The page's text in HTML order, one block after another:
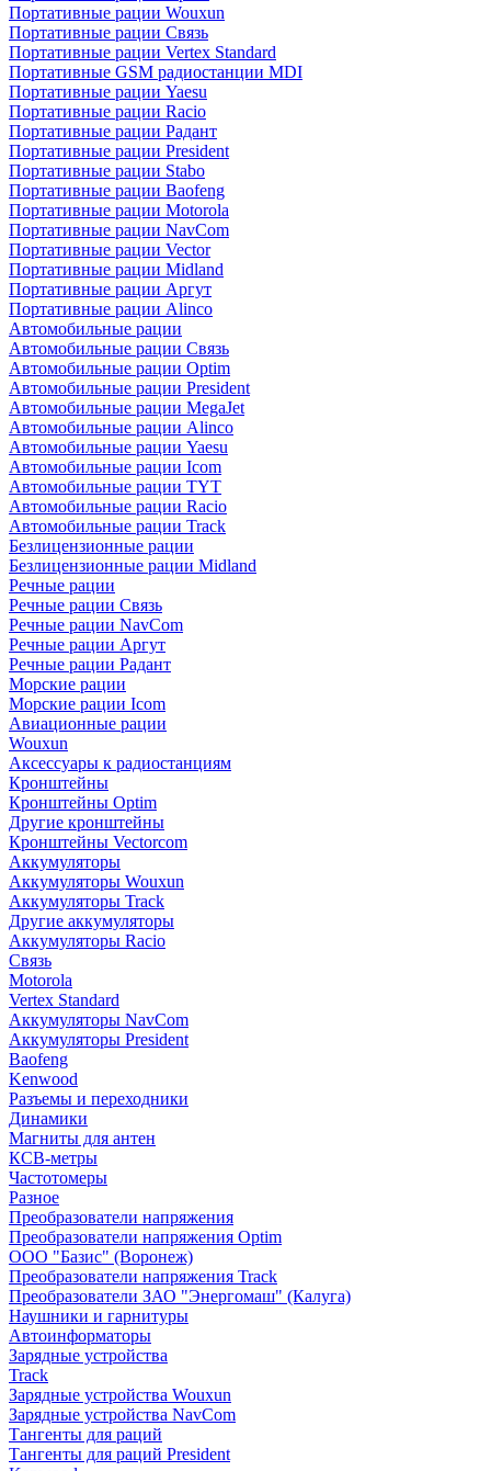
Портативные рации Wouxun
Портативные рации Связь
Портативные рации Vertex Standard
Портативные GSM радиостанции MDI
Портативные рации Yaesu
Портативные рации Racio
Портативные рации Радант
Портативные рации President
Портативные рации Stabo
Портативные рации Baofeng
Портативные рации Motorola
Портативные рации NavCom
Портативные рации Vector
Портативные рации Midland
Портативные рации Аргут
Портативные рации Alinco
Автомобильные рации
Автомобильные рации Связь
Автомобильные рации Optim
Автомобильные рации President
Автомобильные рации MegaJet
Автомобильные рации Alinco
Автомобильные рации Yaesu
Автомобильные рации Icom
Автомобильные рации TYT
Автомобильные рации Racio
Автомобильные рации Track
Безлицензионные рации
Безлицензионные рации Midland
Речные рации
Речные рации Связь
Речные рации NavCom
Речные рации Аргут
Речные рации Радант
Морские рации
Морские рации Icom
Авиационные рации
Wouxun
Аксессуары к радиостанциям
Кронштейны
Кронштейны Optim
Другие кронштейны
Кронштейны Vectorcom
Аккумуляторы
Аккумуляторы Wouxun
Аккумуляторы Track
Другие аккумуляторы
Аккумуляторы Racio
Связь
Motorola
Vertex Standard
Аккумуляторы NavCom
Аккумуляторы President
Baofeng
Kenwood
Разъемы и переходники
Динамики
Магниты для антен
КСВ-метры
Частотомеры
Разное
Преобразователи напряжения
Преобразователи напряжения Optim
ООО "Базис" (Воронеж)
Преобразователи напряжения Track
Преобразователи ЗАО "Энергомаш" (Калуга)
Наушники и гарнитуры
Автоинформаторы
Зарядные устройства
Track
Зарядные устройства Wouxun
Зарядные устройства NavCom
Тангенты для раций
Тангенты для раций President